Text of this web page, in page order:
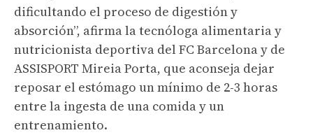
dificultando el proceso de digestión y
absorción”, afirma la tecnóloga alimentaria y
nutricionista deportiva del FC Barcelona y de
ASSISPORT Mireia Porta, que aconseja dejar
reposar el estómago un mínimo de 2-3 horas
entre la ingesta de una comida y un
entrenamiento.